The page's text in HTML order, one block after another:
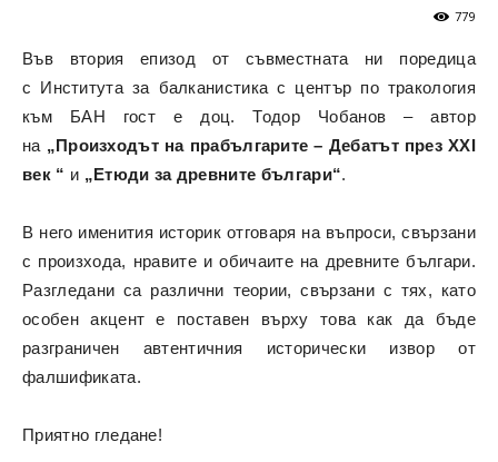
779
Във втория епизод от съвместната ни поредица
с Института за балканистика с център по тракология
към БАН гост е доц. Тодор Чобанов – автор
на „Произходът на прабългарите – Дебатът през XXI
век “ и „Етюди за древните българи“.
В него именития историк отговаря на въпроси, свързани
с произхода, нравите и обичаите на древните българи.
Разгледани са различни теории, свързани с тях, като
особен акцент е поставен върху това как да бъде
разграничен автентичния исторически извор от
фалшификата.
Приятно гледане!